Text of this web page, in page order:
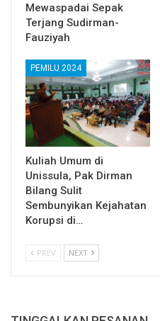
Mewaspadai Sepak
Terjang Sudirman-
Fauziyah
PEMILU 2024
Kuliah Umum di
Unissula, Pak Dirman
Bilang Sulit
Sembunyikan Kejahatan
Korupsi di…
PREV NEXT